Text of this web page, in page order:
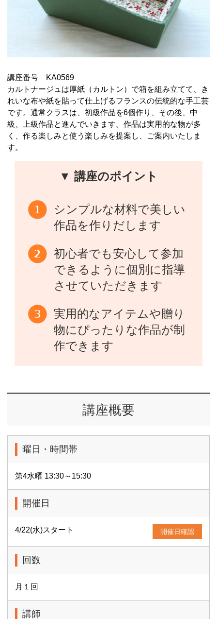
講座番号 KA0569
カルトナージュは厚紙（カルトン）で箱を組み立てて、き
れいな布や紙を貼って仕上げるフランスの伝統的な手工芸
です。通常クラスは、初級作品を6個作り、その後、中
級、上級作品と進んでいきます。作品は実用的な物が多
く、作る楽しみと使う楽しみを提案し、ご案内いたしま
す。
▼ 講座のポイント
シンプルな材料で美しい
作品を作りだします
初心者でも安心して参加
できるように個別に指導
させていただきます
実用的なアイテムや贈り
物にぴったりな作品が制
作できます
講座概要
曜日・時間帯
第4水曜 13:30～15:30
開催日
4/22(水)スタート 開催日確認
回数
月１回
講師